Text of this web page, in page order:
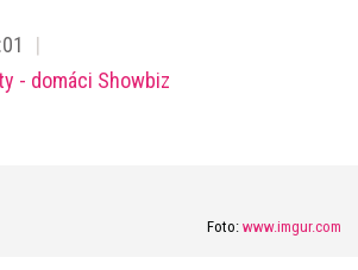
- domáci Showbiz
Foto: www.imgur.com